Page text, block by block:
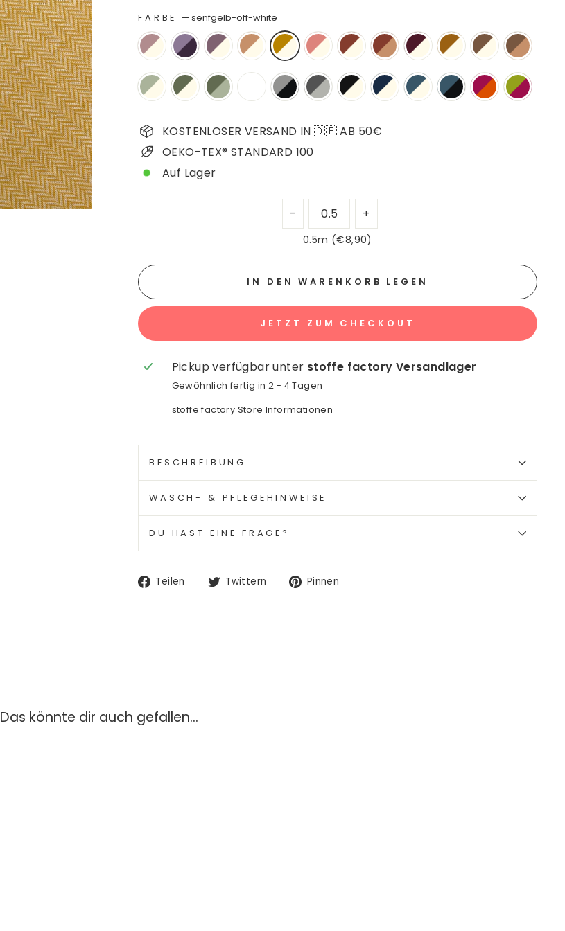
FARBE —senfgelb-off-white
KOSTENLOSER VERSAND IN 🇩🇪 AB 50€
OEKO-TEX® STANDARD 100
Auf Lager
0.5m (€8,90)
IN DEN WARENKORB LEGEN
JETZT ZUM CHECKOUT
Pickup verfügbar unter stoffe factory Versandlager
Gewöhnlich fertig in 2 - 4 Tagen
stoffe factory Store Informationen
BESCHREIBUNG
WASCH- & PFLEGEHINWEISE
DU HAST EINE FRAGE?
Teilen
Auf
Twittern
Auf
Pinnen
Das könnte dir auch gefallen...